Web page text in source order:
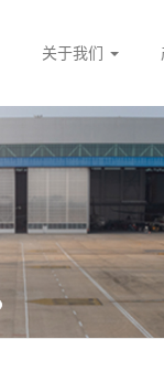
关于我们